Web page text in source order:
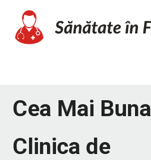
conținut
Cea Mai Buna
Clinica de